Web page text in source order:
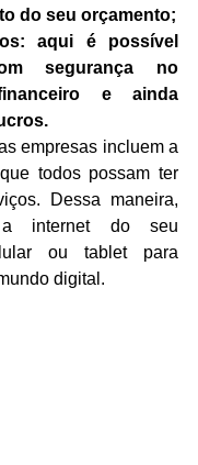
do seu orçamento;
aqui é possível
segurança no
e ainda
empresas incluem a
todos possam ter
Dessa maneira,
internet do seu
ou tablet para
digital.